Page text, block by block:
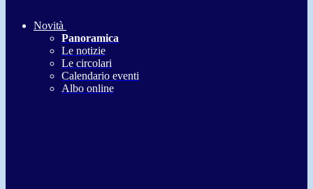
Novità
Panoramica
Le notizie
Le circolari
Calendario eventi
Albo online